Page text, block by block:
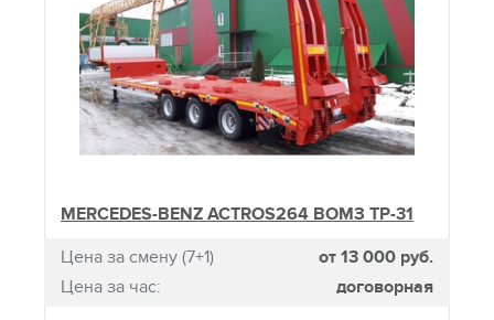
MERCEDES-BENZ ACTROS264 ВОМЗ ТР-31
Цена за смену (7+1)
от 13 000 руб.
Цена за час:
договорная